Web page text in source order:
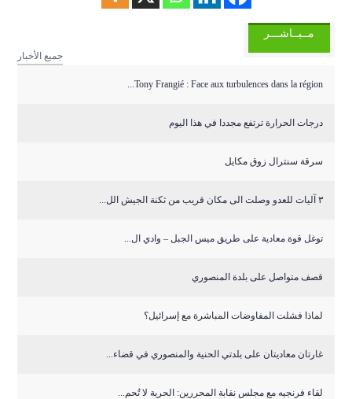
مــبــاشـــر
جميع الأخبار
Tony Frangié : Face aux turbulences dans la région...
درجات الحرارة ترتفع مجددا في هذا اليوم
سرقة سنترال زوق مكايل
٣ آليات للعدو وصلت الى مكان قريب من ثكنة الجيش الل...
توغل قوة معادية على طريق ميس الجبل – وادي ال...
قصف متواصل على بلدة المنصوري
لماذا فشلت المفاوضات المباشرة مع إسرائيل؟
غارتان معاديتان على بلدتي الحنية والمنصوري في قضاء...
لقاء فرنجيه مع مجلس نقابة المحررين: الحرية لا تُحم...